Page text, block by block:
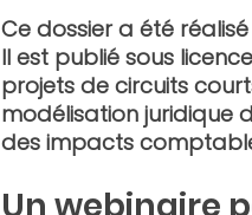
Ce dossier a été
Il est publié sous
projets de circuits
modélisation juridique
des impacts